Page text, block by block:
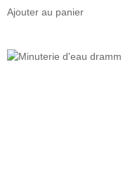
Ajouter au panier